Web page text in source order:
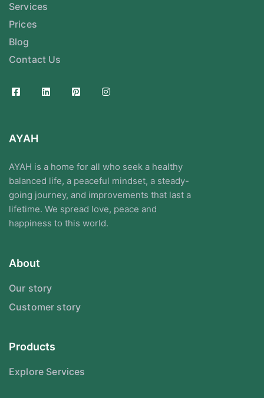
Services
Prices
Blog
Contact Us
AYAH
AYAH is a home for all who seek a healthy
balanced life, a peaceful mindset, a steady-
going journey, and improvements that last a
lifetime. We spread love, peace and
happiness to this world.
About
Our story
Customer story
Products
Explore Services